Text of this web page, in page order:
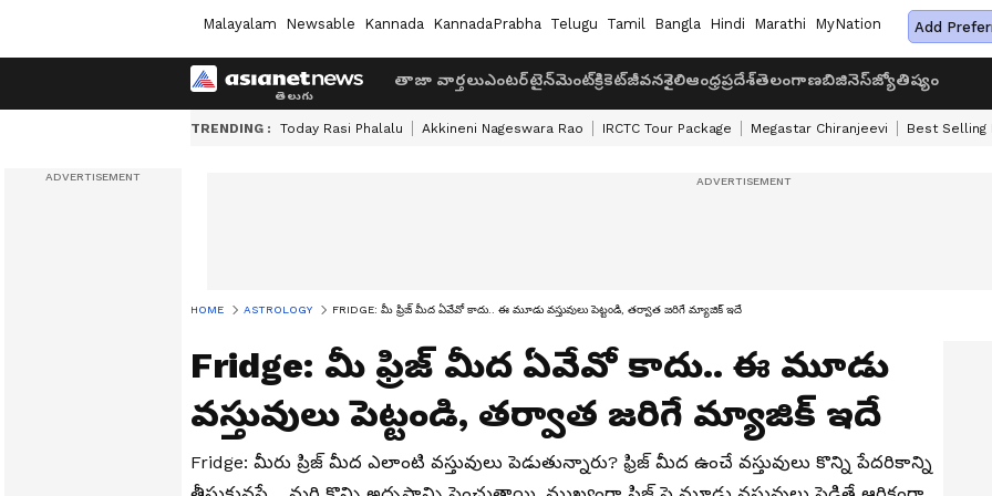
Malayalam Newsable Kannada KannadaPrabha Telugu Tamil Bangla Hindi Marathi MyNation Add
తాజా వార్తలుఎంటర్‌టైన్‌మెంట్క్రికెట్జీవనశైలిఆంధ్రప్రదేశ్తెలంగాణబిజినెస్జ్యోతిష్యం
TRENDING : Today Rasi Phalalu Akkineni Nageswara Rao IRCTC Tour Package Megastar Chiranjeevi Best Selling
HOME ASTROLOGY FRIDGE: మీ ఫ్రిజ్ మీద ఏవేవో కాదు.. ఈ మూడు వస్తువులు పెట్టండి, తర్వాత జరిగే మ్యాజిక్ ఇదే
Fridge: మీ ఫ్రిజ్ మీద ఏవేవో కాదు.. ఈ మూడు
వస్తువులు పెట్టండి, తర్వాత జరిగే మ్యాజిక్ ఇదే
Fridge: మీరు ప్రిజ్ మీద ఎలాంటి వస్తువులు పెడుతున్నారు? ఫ్రిజ్ మీద ఉంచే వస్తువులు కొన్ని పేదరికాన్ని